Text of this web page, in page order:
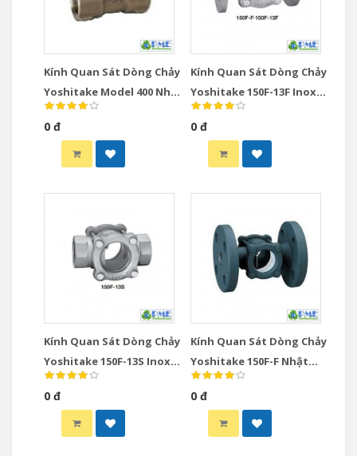
Kính Quan Sát Dòng Chảy
Yoshitake Model 400 Nhật
Bản DN10-DN25 Spinner
Type
0 đ
Kính Quan Sát Dòng Chảy
Yoshitake 150F-13F Inox
Nhật Bản DN15-DN100
JIS10K
0 đ
Kính Quan Sát Dòng Chảy
Yoshitake 150F-13S Inox
Nhật Bản DN15-DN50
0 đ
Kính Quan Sát Dòng Chảy
Yoshitake 150F-F Nhật
Bản DN65-DN150 JIS10K
0 đ